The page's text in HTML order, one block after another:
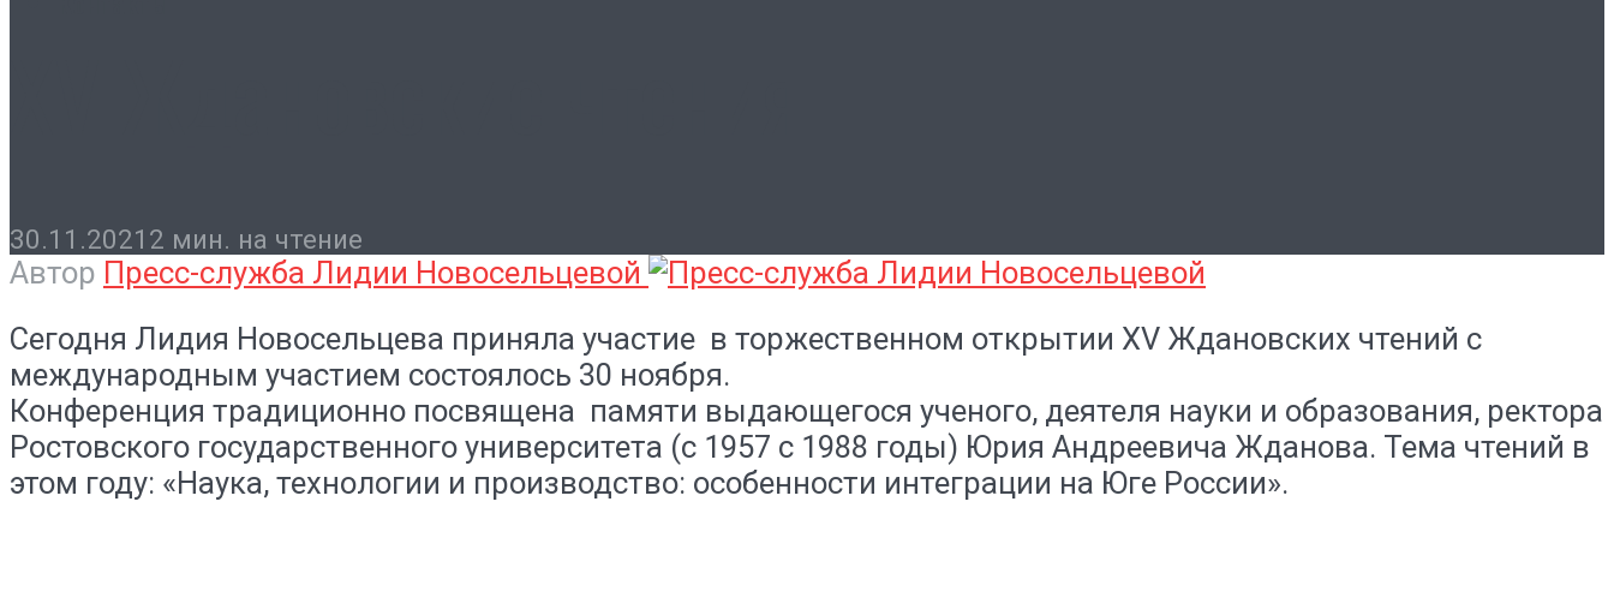
30.11.2021 2 мин. на чтение
Автор Пресс-служба Лидии Новосельцевой
Сегодня Лидия Новосельцева приняла участие в торжественном открытии XV Ждановских чтений с
международным участием состоялось 30 ноября.
Конференция традиционно посвящена памяти выдающегося ученого, деятеля науки и образования, ректора
Ростовского государственного университета (с 1957 с 1988 годы) Юрия Андреевича Жданова. Тема чтений в
этом году: «Наука, технологии и производство: особенности интеграции на Юге России».